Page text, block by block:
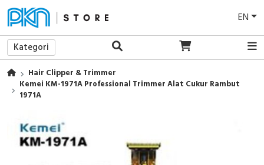
EN
Kategori
Hair Clipper & Trimmer
Kemei KM-1971A Professional Trimmer Alat Cukur Rambut
1971A